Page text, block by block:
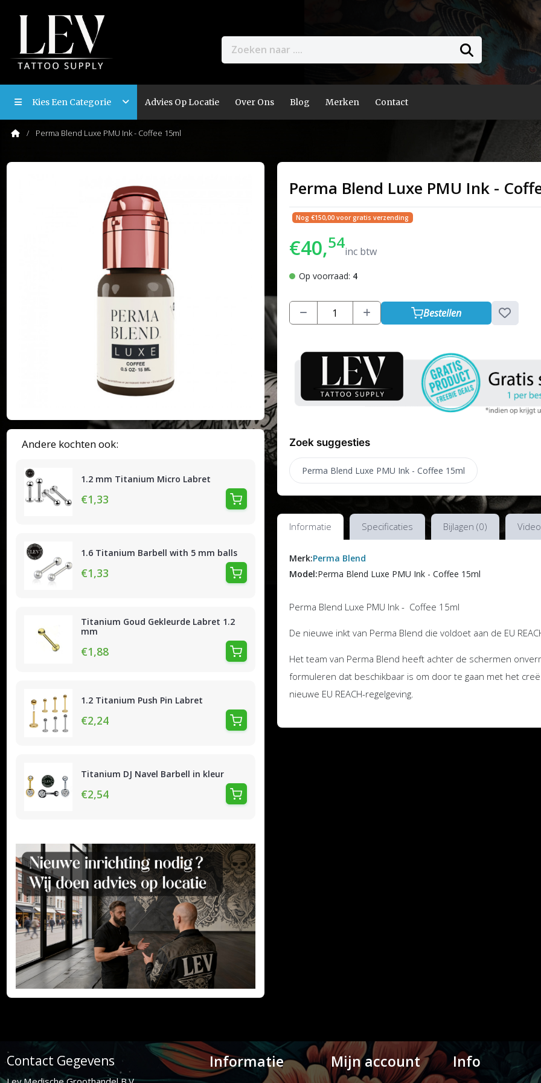
Kies Een Categorie Advies Op Locatie Over Ons Blog Merken Contact
Perma Blend Luxe PMU Ink - Coffee 15ml
Andere kochten ook:
1.2 mm Titanium Micro Labret
€1,33
1.6 Titanium Barbell with 5 mm balls
€1,33
Titanium Goud Gekleurde Labret 1.2
mm
€1,88
1.2 Titanium Push Pin Labret
€2,24
Titanium DJ Navel Barbell in kleur
€2,54
Perma Blend Luxe PMU Ink -
Nog €150,00 voor gratis verzending
€40,54inc btw
Op voorraad: 4
Bestellen
Zoek suggesties
Perma Blend Luxe PMU Ink - Coffee 15ml
Informatie Specificaties Bijlagen (0)
Merk:Perma Blend
Model:Perma Blend Luxe PMU Ink - Coffee 15ml
Perma Blend Luxe PMU Ink - Coffee 15ml
De nieuwe inkt van Perma Blend die voldoet aan de EU
Het team van Perma Blend heeft achter de schermen
formuleren dat beschikbaar is om door te gaan met het
nieuwe EU REACH-regelgeving.
Contact Gegevens Informatie Mijn account Info